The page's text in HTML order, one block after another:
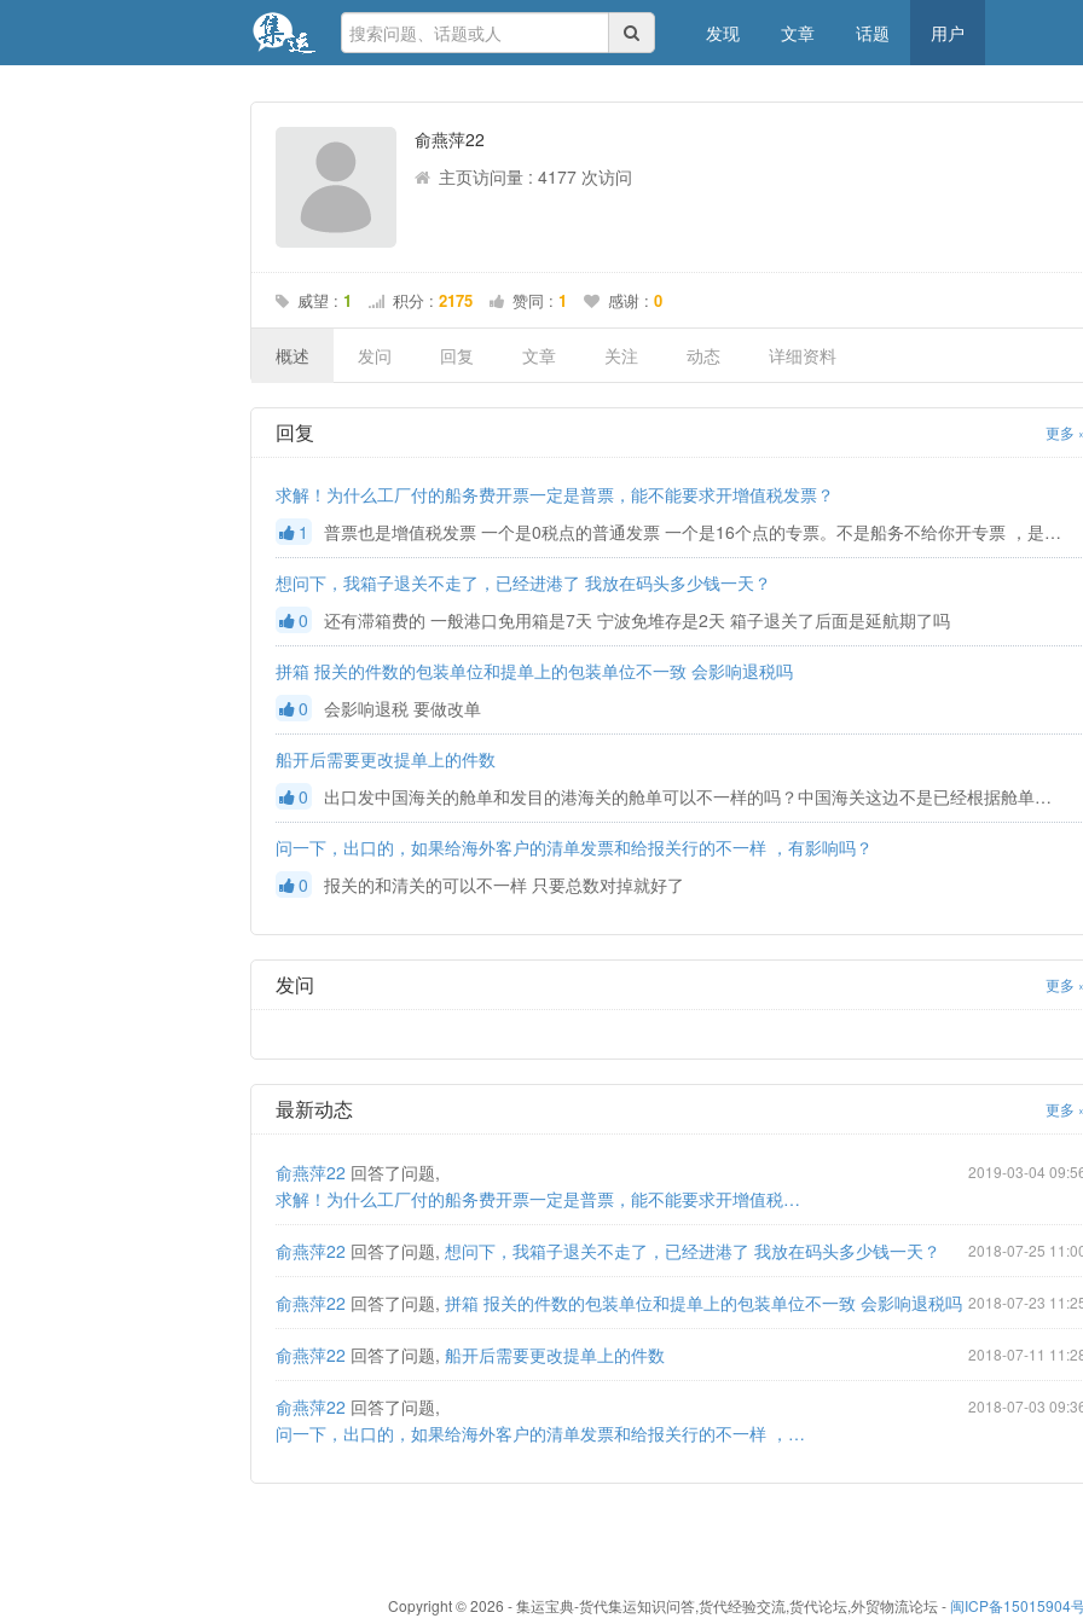
发现 文章 话题 用户
俞燕萍22
主页访问量 : 4177 次访问
威望 : 1 积分 : 2175 赞同 : 1 感谢 : 0
概述 发问 回复 文章 关注 动态 详细资料
更多
回复
求解！为什么工厂付的船务费开票一定是普票，能不能要求开增值税发票？
1
普票也是增值税发票 一个是0税点的普通发票 一个是16个点的专票。不是船务不给你开专票 ，是国家规定货代发票抵不了税点javascript:;
想问下，我箱子退关不走了，已经进港了 我放在码头多少钱一天？
0
还有滞箱费的 一般港口免用箱是7天 宁波免堆存是2天 箱子退关了后面是延航期了吗
拼箱 报关的件数的包装单位和提单上的包装单位不一致 会影响退税吗
0
会影响退税 要做改单
船开后需要更改提单上的件数
0
出口发中国海关的舱单和发目的港海关的舱单可以不一样的吗？中国海关这边不是已经根据舱单报关了呢这样也可以改？
问一下，出口的，如果给海外客户的清单发票和给报关行的不一样 ，有影响吗？
0
报关的和清关的可以不一样 只要总数对掉就好了
更多
发问
更多
最新动态
2019-03-04
俞燕萍22 回答了问题,
求解！为什么工厂付的船务费开票一定是普票，能不能要求开增值税发票？
2018-07-25
俞燕萍22 回答了问题, 想问下，我箱子退关不走了，已经进港了 我放在码头多少钱一天？
2018-07-23
俞燕萍22 回答了问题, 拼箱 报关的件数的包装单位和提单上的包装单位不一致 会影响退税吗
2018-07-11
俞燕萍22 回答了问题, 船开后需要更改提单上的件数
2018-07-03
俞燕萍22 回答了问题,
问一下，出口的，如果给海外客户的清单发票和给报关行的不一样 ，有影响吗？
Copyright © 2026 - 集运宝典-货代集运知识问答,货代经验交流,货代论坛,外贸物流论坛- 闽ICP备15015904